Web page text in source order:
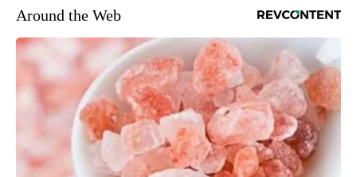
Around the Web